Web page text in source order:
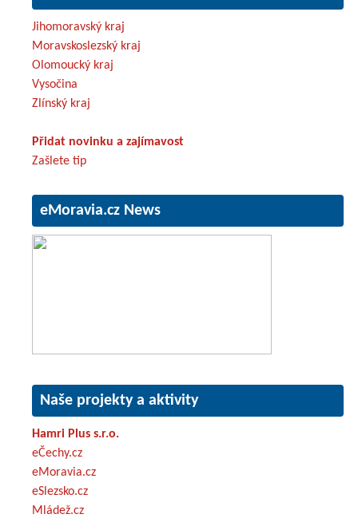
Jihomoravský kraj
Moravskoslezský kraj
Olomoucký kraj
Vysočina
Zlínský kraj
Přidat novinku a zajímavost
Zašlete tip
eMoravia.cz News
Naše projekty a aktivity
Hamri Plus s.r.o.
eČechy.cz
eMoravia.cz
eSlezsko.cz
Mládež.cz